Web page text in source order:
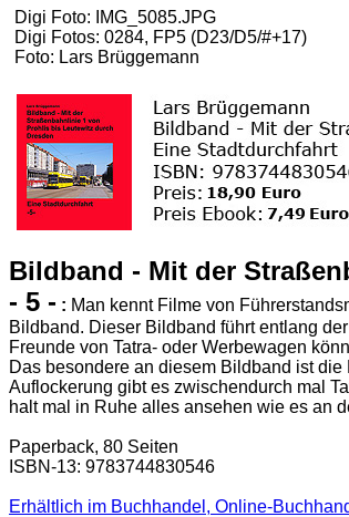
Digi Foto: IMG_5085.JPG
Digi Fotos: 0284, FP5 (D23/D5/#+17)
Foto: Lars Brüggemann
Bildband - Mit der
- 5 - : Man kennt Filme von
Bildband. Dieser Bildband führt entlang
Freunde von Tatra- oder Werbewagen
Das besondere an diesem Bildband ist
Auflockerung gibt es zwischendurch mal
halt mal in Ruhe alles ansehen wie es an
Paperback, 80 Seiten
ISBN-13: 9783744830546
Erhältlich im Buchhandel, Online-